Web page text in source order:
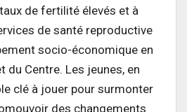
de fertilité élevés et à
de santé reproductive
socio-économique en
du Centre. Les jeunes, en
clé à jouer pour surmonter
des changements